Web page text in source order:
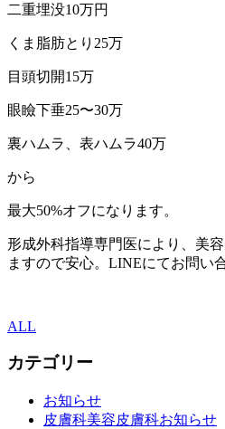
二重埋没10万円
くま脂肪とり25万
目頭切開15万
眼瞼下垂25〜30万
裏ハムラ、表ハムラ40万
から
最大50%オフになります。
形成外科指導専門医により、美
ますので安心。LINEにてお問い
ALL
カテゴリー
お知らせ
皮膚科美容皮膚科お知らせ